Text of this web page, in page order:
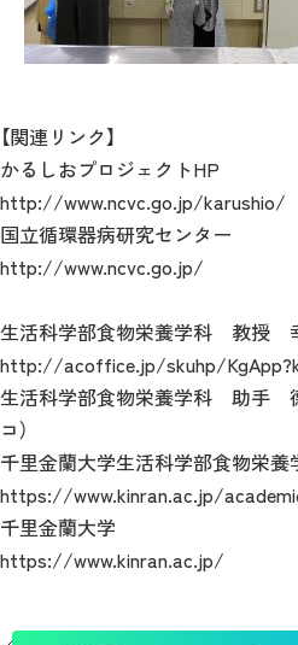
【関連リンク】
かるしおプロジェクトHP
http://www.ncvc.go.jp/karushio/
国立循環器病研究センター
http://www.ncvc.go.jp/
生活科学部食物栄養学科 教授
http://acoffice.jp/skuhp/
生活科学部食物栄養学科 助手
コ）
千里金蘭大学生活科学部食物栄養
https://www.kinran.ac.jp/
千里金蘭大学
https://www.kinran.ac.jp/